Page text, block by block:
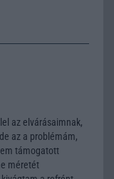
az elvárásaimnak,
az a problémám,
támogatott
méretét